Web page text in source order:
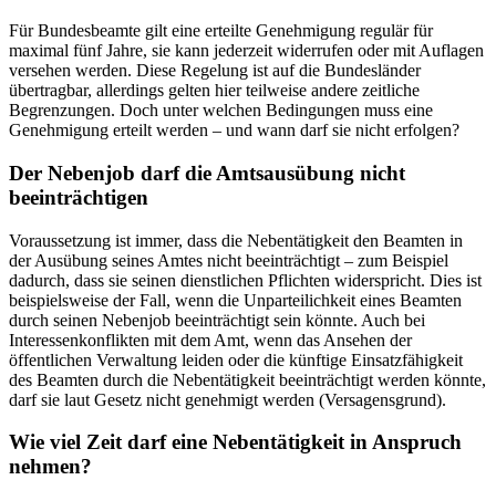
Für Bundesbeamte gilt eine erteilte Genehmigung regulär für
maximal fünf Jahre, sie kann jederzeit widerrufen oder mit Auflagen
versehen werden. Diese Regelung ist auf die Bundesländer
übertragbar, allerdings gelten hier teilweise andere zeitliche
Begrenzungen. Doch unter welchen Bedingungen muss eine
Genehmigung erteilt werden – und wann darf sie nicht erfolgen?
Der Nebenjob darf die Amtsausübung nicht
beeinträchtigen
Voraussetzung ist immer, dass die Nebentätigkeit den Beamten in
der Ausübung seines Amtes nicht beeinträchtigt – zum Beispiel
dadurch, dass sie seinen dienstlichen Pflichten widerspricht. Dies ist
beispielsweise der Fall, wenn die Unparteilichkeit eines Beamten
durch seinen Nebenjob beeinträchtigt sein könnte. Auch bei
Interessenkonflikten mit dem Amt, wenn das Ansehen der
öffentlichen Verwaltung leiden oder die künftige Einsatzfähigkeit
des Beamten durch die Nebentätigkeit beeinträchtigt werden könnte,
darf sie laut Gesetz nicht genehmigt werden (Versagensgrund).
Wie viel Zeit darf eine Nebentätigkeit in Anspruch
nehmen?